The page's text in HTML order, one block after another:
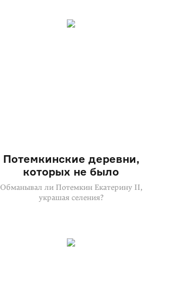
Потемкинские деревни,
которых не было
Обманывал ли Потемкин Екатерину II,
украшая селения?